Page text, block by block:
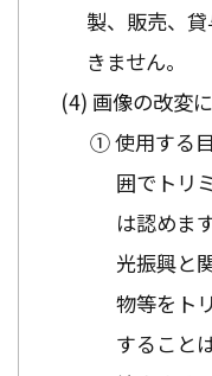
製、販売、
きません。
画像の改変
① 使用する
囲でトリ
は認めま
光振興と
物等をト
すること